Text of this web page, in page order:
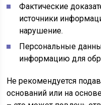
Фактические
источники
нарушение.
Персональные
информацию для
Не рекомендуется
оснований или на